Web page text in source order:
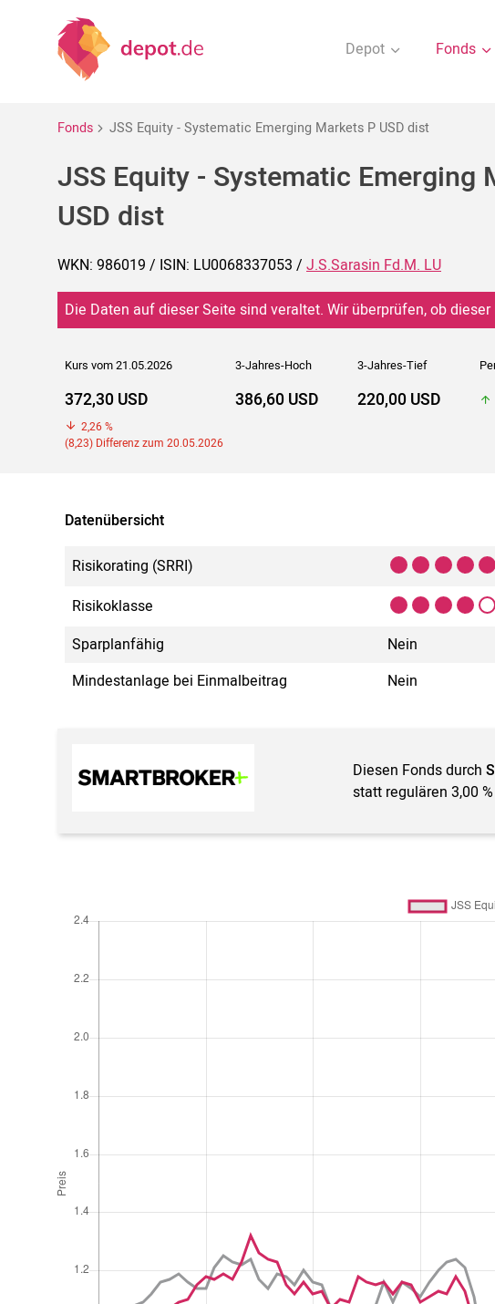
Depot Fonds
Fonds JSS Equity - Systematic Emerging Markets P USD dist
JSS Equity - Systematic Emerging
USD dist
WKN: 986019 / ISIN: LU0068337053 / J.S.Sarasin Fd.M. LU
Die Daten auf dieser Seite sind veraltet. Wir überprüfen, ob
Kurs vom 21.05.2026 3-Jahres-Hoch 3-Jahres-Tief
372,30 USD
2,26 %
(8,23) Differenz zum 20.05.2026
386,60 USD 220,00 USD
Datenübersicht
Risikorating (SRRI)
Risikoklasse
Sparplanfähig
Nein
Mindestanlage bei Einmalbeitrag
Nein
Diesen Fonds durch
statt regulären 3,00